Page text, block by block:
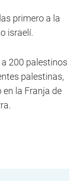
primero a la
israelí.
200 palestinos
palestinas,
la Franja de